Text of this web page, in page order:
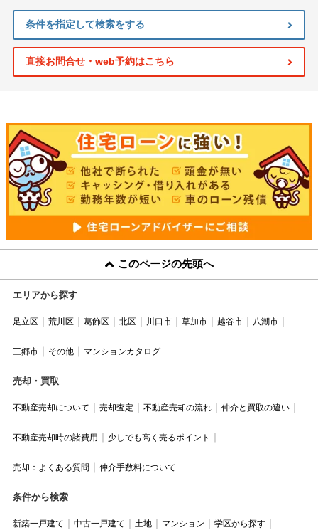
条件を指定して検索をする
直接お問合せ・web予約はこちら
このページの先頭へ
エリアから探す
足立区 荒川区 葛飾区 北区 川口市 草加市 越谷市 八潮市
三郷市 その他 マンションカタログ
売却・買取
不動産売却について 売却査定 不動産売却の流れ 仲介と買取の違い
不動産売却時の諸費用 少しでも高く売るポイント
売却：よくある質問 仲介手数料について
条件から検索
新築一戸建て 中古一戸建て 土地 マンション 学区から探す